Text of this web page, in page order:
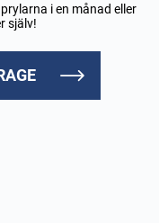
i en månad eller
själv!